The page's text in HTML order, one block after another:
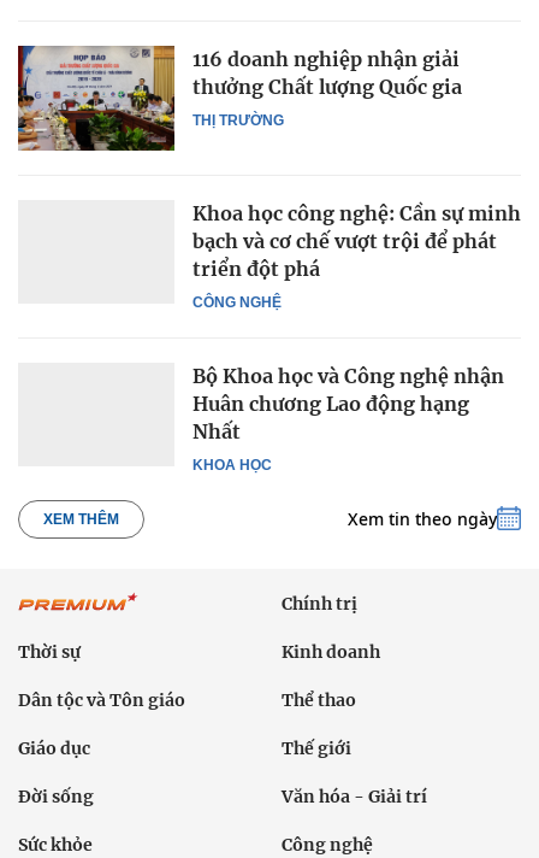
THỊ TRƯỜNG
116 doanh nghiệp nhận giải
thưởng Chất lượng Quốc gia
CÔNG NGHỆ
Khoa học công nghệ: Cần sự minh
bạch và cơ chế vượt trội để phát
triển đột phá
KHOA HỌC
Bộ Khoa học và Công nghệ nhận
Huân chương Lao động hạng
Nhất
XEM THÊM Xem tin theo ngày
Chính trị
Thời sự Kinh doanh
Dân tộc và Tôn giáo Thể thao
Giáo dục Thế giới
Đời sống Văn hóa - Giải trí
Sức khỏe Công nghệ